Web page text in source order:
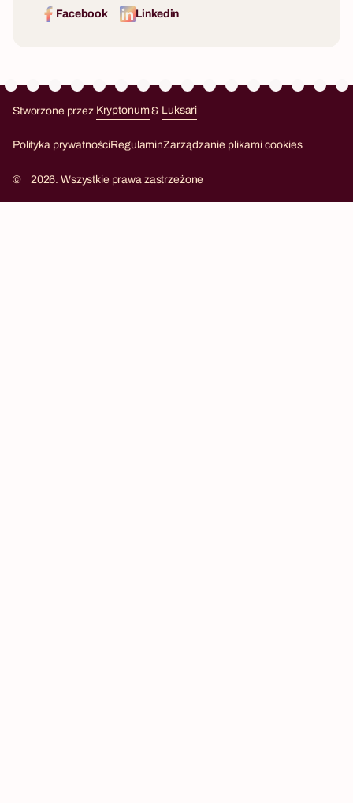
Facebook Linkedin
Stworzone przez Kryptonum& Luksari
Polityka prywatnościRegulaminZarządzanie plikami cookies
© 2026. Wszystkie prawa zastrzeżone